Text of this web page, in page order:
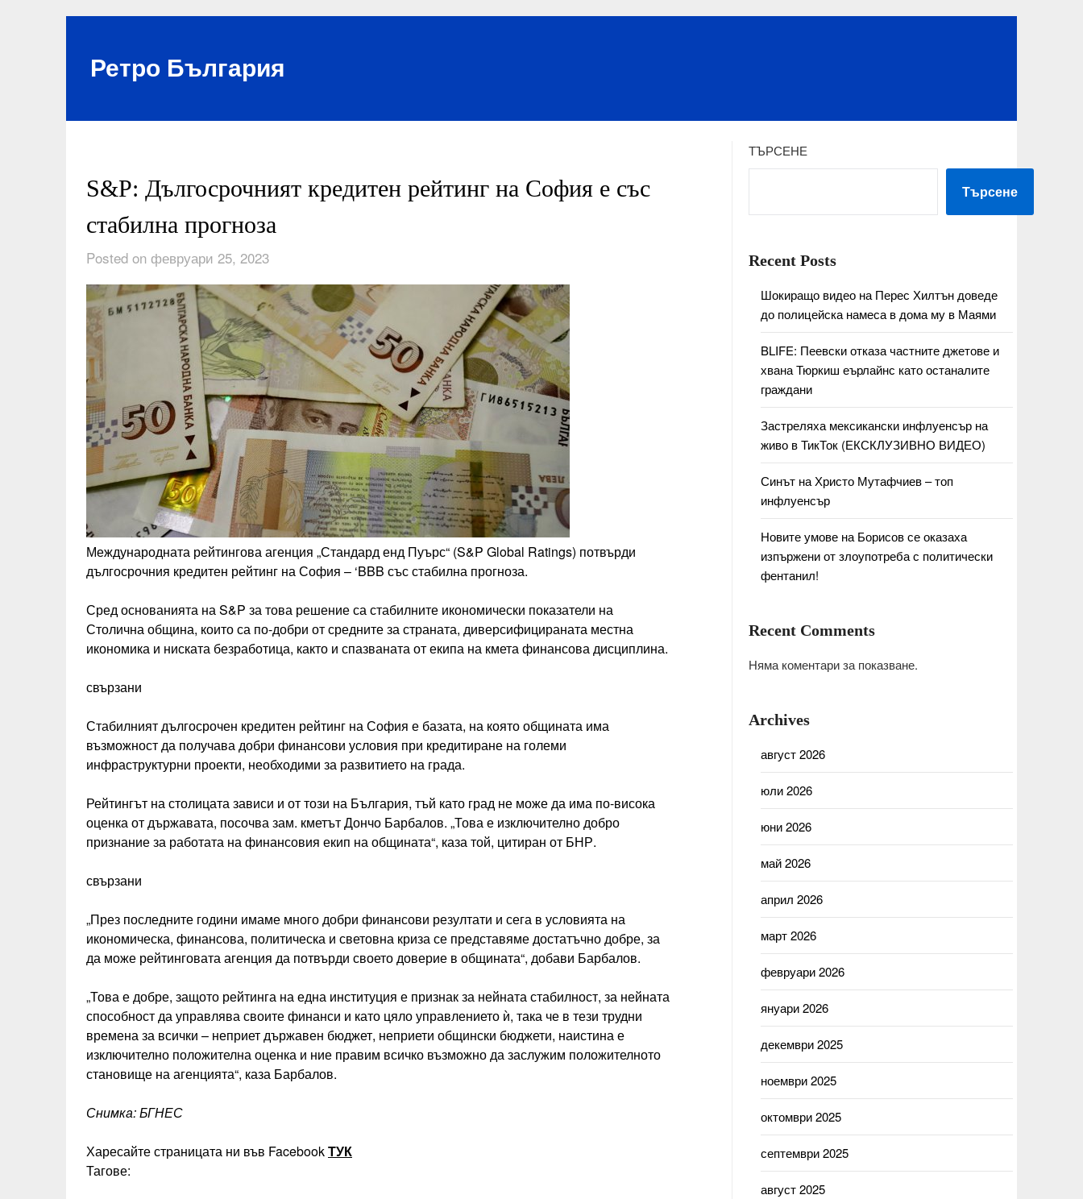
Ретро България
S&P: Дългосрочният кредитен рейтинг на София е със
стабилна прогноза
Posted on февруари 25, 2023
Международната рейтингова агенция „Стандард енд Пуърс“ (S&P Global Ratings) потвърди
дългосрочния кредитен рейтинг на София – ‘BBB със стабилна прогноза.
Сред основанията на S&P за това решение са стабилните икономически показатели на
Столична община, които са по-добри от средните за страната, диверсифицираната местна
икономика и ниската безработица, както и спазваната от екипа на кмета финансова дисциплина.
свързани
Стабилният дългосрочен кредитен рейтинг на София е базата, на която общината има
възможност да получава добри финансови условия при кредитиране на големи
инфраструктурни проекти, необходими за развитието на града.
Рейтингът на столицата зависи и от този на България, тъй като град не може да има по-висока
оценка от държавата, посочва зам. кметът Дончо Барбалов. „Това е изключително добро
признание за работата на финансовия екип на общината“, каза той, цитиран от БНР.
свързани
„През последните години имаме много добри финансови резултати и сега в условията на
икономическа, финансова, политическа и световна криза се представяме достатъчно добре, за
да може рейтинговата агенция да потвърди своето доверие в общината“, добави Барбалов.
„Това е добре, защото рейтинга на една институция е признак за нейната стабилност, за нейната
способност да управлява своите финанси и като цяло управлението ѝ, така че в тези трудни
времена за всички – неприет държавен бюджет, неприети общински бюджети, наистина е
изключително положителна оценка и ние правим всичко възможно да заслужим положителното
становище на агенцията“, каза Барбалов.
Снимка: БГНЕС
Харесайте страницата ни във FacebookТУК
Тагове:
ТЪРСЕНЕ
Търсене
Recent Posts
Шокиращо видео на Перес Хилтън доведе
до полицейска намеса в дома му в Маями
BLIFE: Пеевски отказа частните джетове и
хвана Тюркиш еърлайнс като останалите
граждани
Застреляха мексикански инфлуенсър на
живо в ТикТок (ЕКСКЛУЗИВНО ВИДЕО)
Синът на Христо Мутафчиев – топ
инфлуенсър
Новите умове на Борисов се оказаха
изпържени от злоупотреба с политически
фентанил!
Recent Comments
Няма коментари за показване.
Archives
август 2026
юли 2026
юни 2026
май 2026
април 2026
март 2026
февруари 2026
януари 2026
декември 2025
ноември 2025
октомври 2025
септември 2025
август 2025